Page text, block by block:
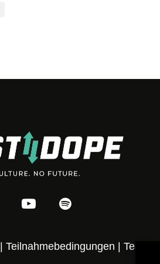
Teilnahmebedingungen Team